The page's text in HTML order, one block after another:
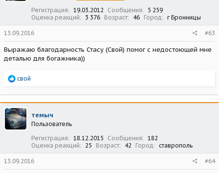
Регистрация 19.03.2012 Сообщения
5 259
Оценка реакций
3 376 Возраст 46 Город г Бронницы
13.09.2016 #63
Выражаю благодарность Стасу (Свой) помог с недостоющей мне
деталью для богажника))
Р
а
к
ц
и
и
свой
темыч
Пользователь
Регистрация
18.12.2015 Сообщения
182
Оценка реакций
25 Возраст 42 Город ставрополь
13.09.2016 #64